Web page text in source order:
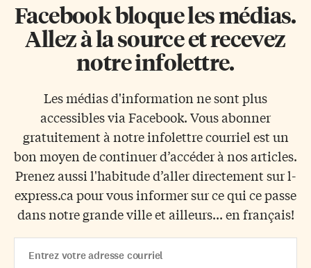
Facebook bloque les médias.
Allez à la source et recevez
notre infolettre.
Les médias d'information ne sont plus
accessibles via Facebook. Vous abonner
gratuitement à notre infolettre courriel est un
bon moyen de continuer d’accéder à nos articles.
Prenez aussi l'habitude d’aller directement sur l-
express.ca pour vous informer sur ce qui ce passe
dans notre grande ville et ailleurs... en français!
Address